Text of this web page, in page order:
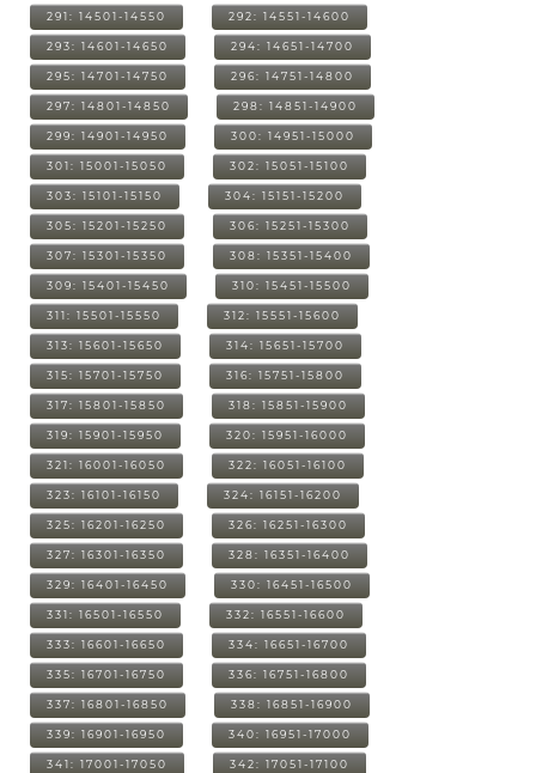
291: 14501-14550 292: 14551-14600
293: 14601-14650 294: 14651-14700
295: 14701-14750 296: 14751-14800
297: 14801-14850 298: 14851-14900
299: 14901-14950 300: 14951-15000
301: 15001-15050 302: 15051-15100
303: 15101-15150 304: 15151-15200
305: 15201-15250 306: 15251-15300
307: 15301-15350 308: 15351-15400
309: 15401-15450 310: 15451-15500
311: 15501-15550 312: 15551-15600
313: 15601-15650 314: 15651-15700
315: 15701-15750 316: 15751-15800
317: 15801-15850 318: 15851-15900
319: 15901-15950 320: 15951-16000
321: 16001-16050 322: 16051-16100
323: 16101-16150 324: 16151-16200
325: 16201-16250 326: 16251-16300
327: 16301-16350 328: 16351-16400
329: 16401-16450 330: 16451-16500
331: 16501-16550 332: 16551-16600
333: 16601-16650 334: 16651-16700
335: 16701-16750 336: 16751-16800
337: 16801-16850 338: 16851-16900
339: 16901-16950 340: 16951-17000
341: 17001-17050 342: 17051-17100